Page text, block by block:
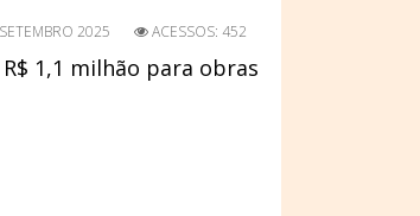
2025 ACESSOS: 452
1,1 milhão para obras